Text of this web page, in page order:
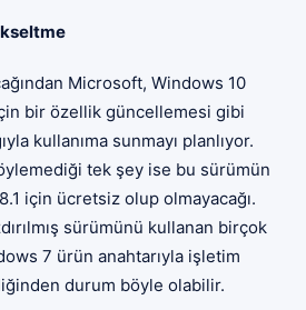
Microsoft, Windows 10
bir özellik güncellemesi gibi
kullanıma sunmayı planlıyor.
tek şey ise bu sürümün
için ücretsiz olup olmayacağı.
sürümünü kullanan birçok
7 ürün anahtarıyla işletim
durum böyle olabilir.